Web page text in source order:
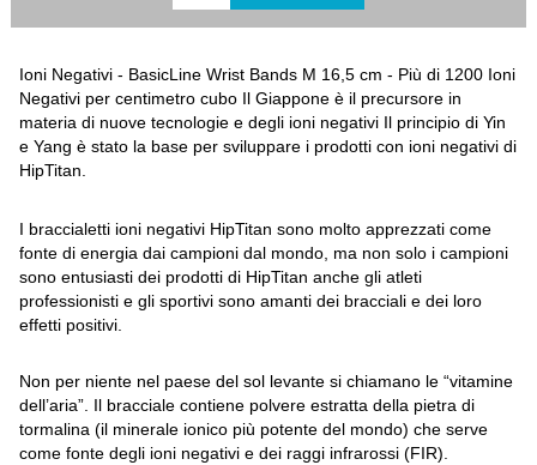
Ioni Negativi - BasicLine Wrist Bands M 16,5 cm - Più di 1200 Ioni
Negativi per centimetro cubo Il Giappone è il precursore in
materia di nuove tecnologie e degli ioni negativi Il principio di Yin
e Yang è stato la base per sviluppare i prodotti con ioni negativi di
HipTitan.
I braccialetti ioni negativi HipTitan sono molto apprezzati come
fonte di energia dai campioni dal mondo, ma non solo i campioni
sono entusiasti dei prodotti di HipTitan anche gli atleti
professionisti e gli sportivi sono amanti dei bracciali e dei loro
effetti positivi.
Non per niente nel paese del sol levante si chiamano le “vitamine
dell’aria”. Il bracciale contiene polvere estratta della pietra di
tormalina (il minerale ionico più potente del mondo) che serve
come fonte degli ioni negativi e dei raggi infrarossi (FIR).